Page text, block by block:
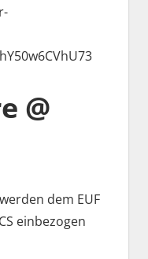
@
dem EUF
einbezogen